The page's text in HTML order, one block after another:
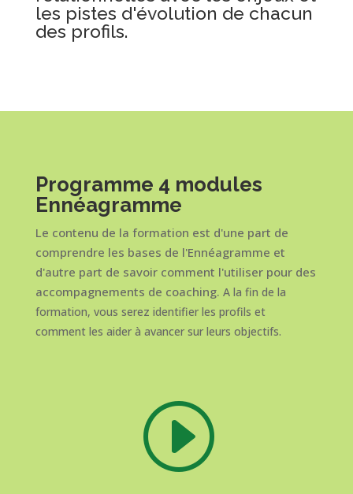
les pistes d'évolution de chacun
des profils.
Programme 4 modules
Ennéagramme
Le contenu de la formation est d'une part de
comprendre les bases de l'Ennéagramme et
d'autre part de savoir comment l'utiliser pour des
accompagnements de coaching. A la fin de la
formation, vous serez identifier les profils et
comment les aider à avancer sur leurs objectifs.
I